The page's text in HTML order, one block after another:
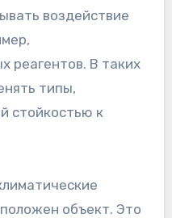
воздействие
реагентов. В таких
типы,
стойкостью к
объект. Это